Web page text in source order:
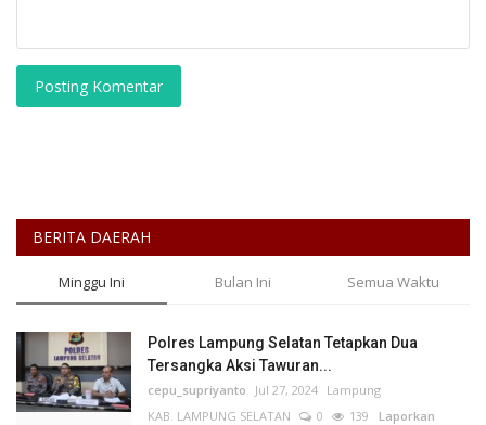
Posting Komentar
BERITA DAERAH
Minggu Ini Bulan Ini Semua Waktu
Polres Lampung Selatan Tetapkan Dua
Tersangka Aksi Tawuran...
cepu_supriyanto Jul 27, 2024 Lampung
KAB. LAMPUNG SELATAN
0 139 Laporkan